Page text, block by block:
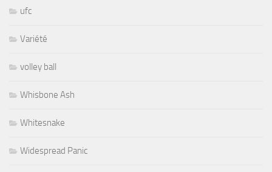
ufc
Variété
volley ball
Whisbone Ash
Whitesnake
Widespread Panic